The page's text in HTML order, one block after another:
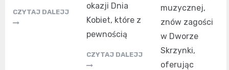
CZYTAJ DALEJJ
okazji Dnia
Kobiet, które z
pewnością
CZYTAJ DALEJJ
muzycznej,
znów zagości
w Dworze
Skrzynki,
oferując